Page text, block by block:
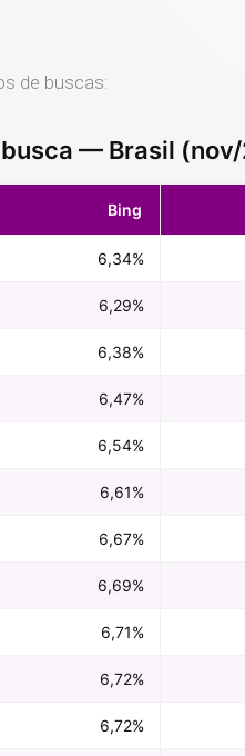
de buscas:
— Brasil
Bing
6,34%
6,29%
6,38%
6,47%
6,54%
6,61%
6,67%
6,69%
6,71%
6,72%
6,72%